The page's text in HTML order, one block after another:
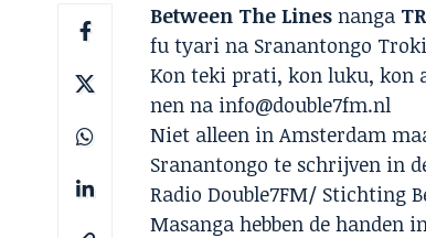
Between The Lines nanga
fu tyari na Sranantongo
Kon teki prati, kon luku, kon
nen na info@double7fm.nl
Niet alleen in Amsterdam
Sranantongo te schrijven in
Radio Double7FM/ Stichting
Masanga hebben de handen